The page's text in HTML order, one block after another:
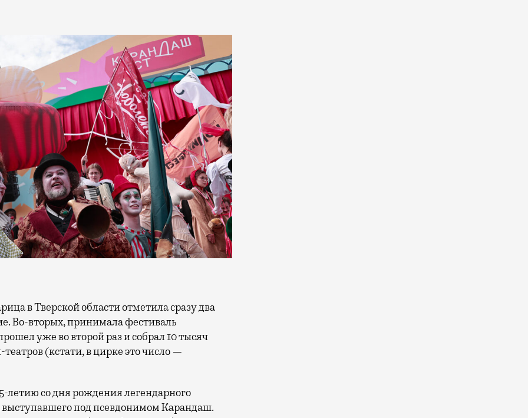
Во-вторых, принимала фестиваль
уже во второй раз и собрал 10 тысяч
(кстати, в цирке это число —
летию со дня рождения легендарного
под псевдонимом Карандаш.